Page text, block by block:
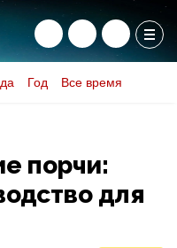
Год Все время
порчи:
для